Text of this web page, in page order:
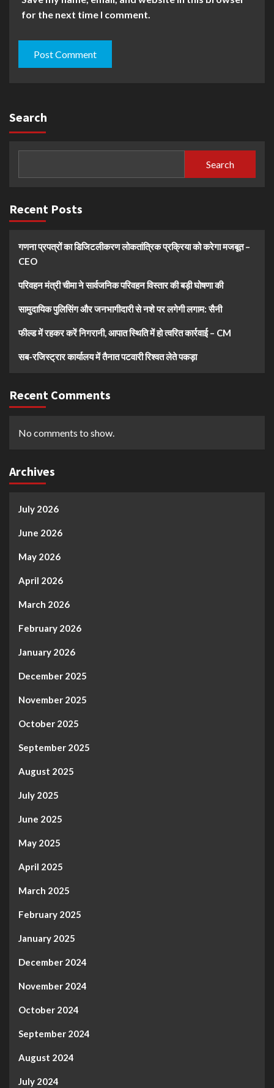
for the next time I comment.
Search
Search
Recent Posts
गणना प्रपत्रों का डिजिटलीकरण लोकतांत्रिक प्रक्रिया को करेगा मजबूत –
CEO
परिवहन मंत्री चीमा ने सार्वजनिक परिवहन विस्तार की बड़ी घोषणा की
सामुदायिक पुलिसिंग और जनभागीदारी से नशे पर लगेगी लगाम: सैनी
फील्ड में रहकर करें निगरानी, आपात स्थिति में हो त्वरित कार्रवाई – CM
सब-रजिस्ट्रार कार्यालय में तैनात पटवारी रिश्वत लेते पकड़ा
Recent Comments
No comments to show.
Archives
July 2026
June 2026
May 2026
April 2026
March 2026
February 2026
January 2026
December 2025
November 2025
October 2025
September 2025
August 2025
July 2025
June 2025
May 2025
April 2025
March 2025
February 2025
January 2025
December 2024
November 2024
October 2024
September 2024
August 2024
July 2024